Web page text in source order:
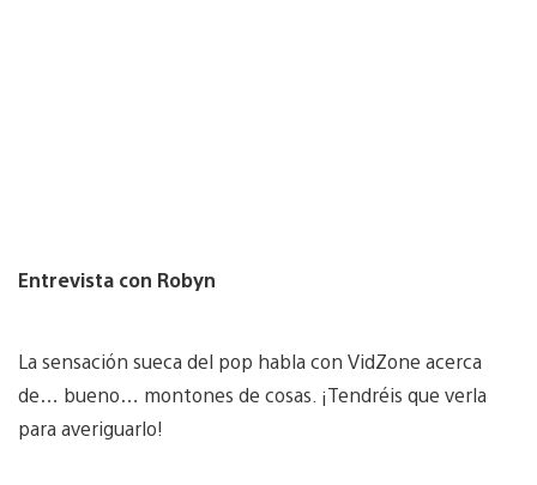
Entrevista con Robyn
La sensación sueca del pop habla con VidZone acerca
de… bueno… montones de cosas. ¡Tendréis que verla
para averiguarlo!